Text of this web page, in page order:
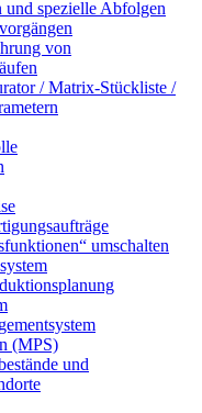
und spezielle Abfolgen
von
/ Matrix-Stückliste /
umschalten
(MPS)
und